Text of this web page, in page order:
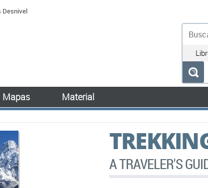
Desnivel
Mapas Material
A TRAVELER'S